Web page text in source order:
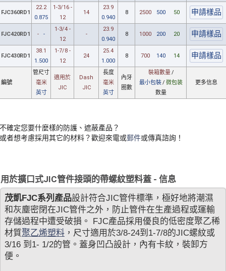
FJC360RD1
22.2
0.875
1-3/16 -
12
14
23.9
0.940
8 2500 500 50
FJC420RD1 - -
1-3/4 -
12
-
23.9
0.940
8 1000 200 20
FJC430RD1
38.1
1.500
1-7/8 -
12
24
25.4
1.000
8 700 140 14
編號
管尺寸
毫米
英寸
適用於
JIC
Dash
JIC
長度
毫米
英寸
內牙
圈數
裝箱數量/
最小包裝/ 微包装
数量
更多信息
不確定您要什麼樣的防護、遮蔽產品？
或者想考慮採用其它的材料？歡迎來電或郵件或傳真諮詢！
用於擴口式JIC管件接頭的帶螺紋塑料蓋 - 信息
茂凱FJC系列產品設計符合JIC管件標準，極好地將潮濕
和灰塵密閉在JIC管件之外，防止管件在生產過程或運輸
存儲過程中遭受破損。 FJC產品採用優良的低密度聚乙稀
材質聚乙烯塑料 ，尺寸適用於3/8-24到1-7/8的JIC螺紋或
3/16 到1- 1/2的管。蓋身凹凸設計，內有卡紋，裝卸方
便。